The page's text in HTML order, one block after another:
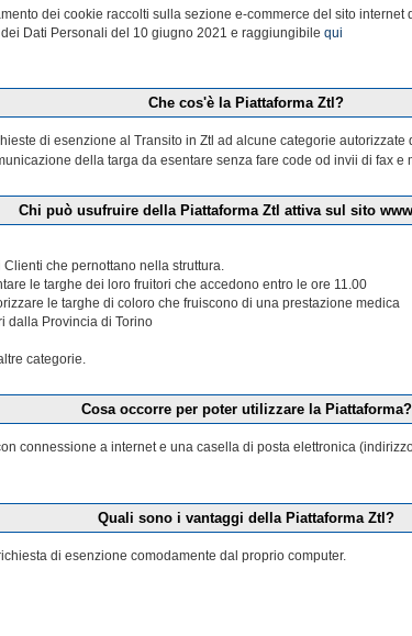
dei cookie raccolti sulla sezione e-commerce del sito
Dati Personali del 10 giugno 2021 e raggiungibile qui
Che cos'è la Piattaforma Ztl?
di esenzione al Transito in Ztl ad alcune categorie
della targa da esentare senza fare code od invii di fax e
Chi può usufruire della Piattaforma Ztl attiva sul sito
che pernottano nella struttura.
le targhe dei loro fruitori che accedono entro le ore 11.00
le targhe di coloro che fruiscono di una prestazione medica
dalla Provincia di Torino
categorie.
Cosa occorre per poter utilizzare la Piattaforma?
connessione a internet e una casella di posta elettronica
Quali sono i vantaggi della Piattaforma Ztl?
di esenzione comodamente dal proprio computer.